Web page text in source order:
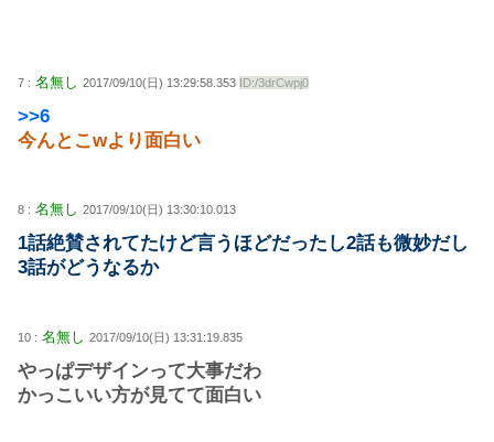
7 : 名無し 2017/09/10(日) 13:29:58.353 ID:/3drCwpj0
>>6
今んとこwより面白い
8 : 名無し 2017/09/10(日) 13:30:10.013
1話絶賛されてたけど言うほどだったし2話も微妙だし
3話がどうなるか
10 : 名無し 2017/09/10(日) 13:31:19.835
やっぱデザインって大事だわ
かっこいい方が見てて面白い